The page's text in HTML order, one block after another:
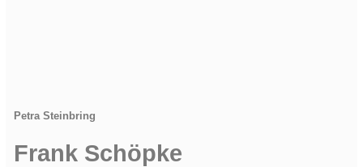
Petra Steinbring
Frank Schöpke